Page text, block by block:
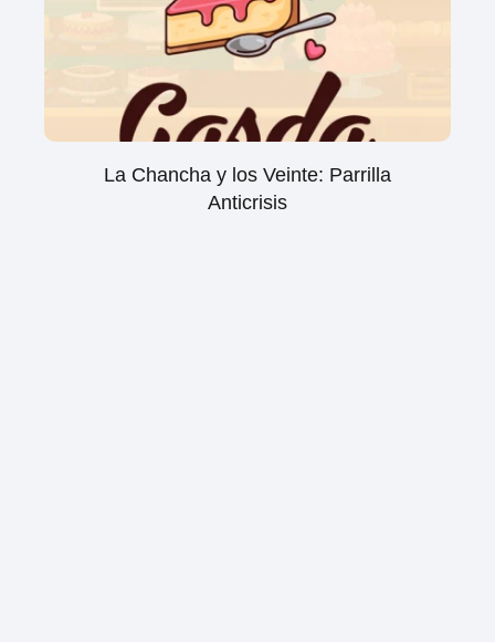
La Chancha y los Veinte: Parrilla
Anticrisis